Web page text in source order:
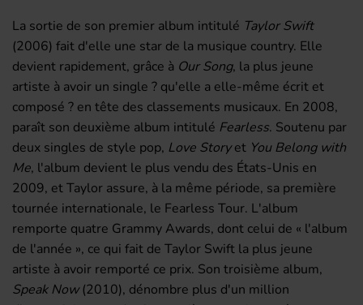
La sortie de son premier album intitulé Taylor Swift
(2006) fait d'elle une star de la musique country. Elle
devient rapidement, grâce à Our Song, la plus jeune
artiste à avoir un single ? qu'elle a elle-même écrit et
composé ? en tête des classements musicaux. En 2008,
paraît son deuxième album intitulé Fearless. Soutenu par
deux singles de style pop, Love Storyet You Belong with
Me, l'album devient le plus vendu des États-Unis en
2009, et Taylor assure, à la même période, sa première
tournée internationale, le Fearless Tour. L'album
remporte quatre Grammy Awards, dont celui de « l'album
de l'année », ce qui fait de Taylor Swift la plus jeune
artiste à avoir remporté ce prix. Son troisième album,
Speak Now(2010), dénombre plus d'un million